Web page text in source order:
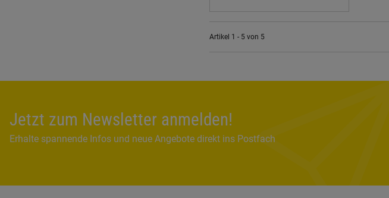
Artikel 1 - 5 von 5
Jetzt zum Newsletter anmelden!
Erhalte spannende Infos und neue Angebote direkt ins Postfach